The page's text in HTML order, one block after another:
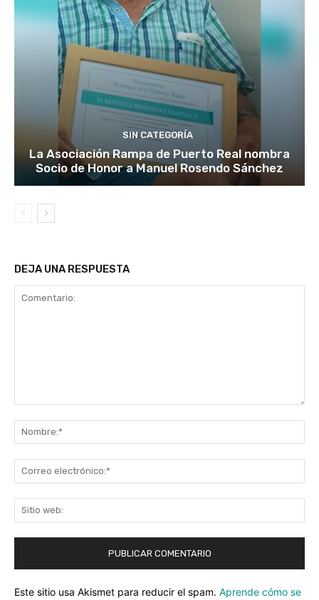
SIN CATEGORÍA
La Asociación Rampa de Puerto Real nombra
Socio de Honor a Manuel Rosendo Sánchez
DEJA UNA RESPUESTA
Este sitio usa Akismet para reducir el spam. Aprende cómo se